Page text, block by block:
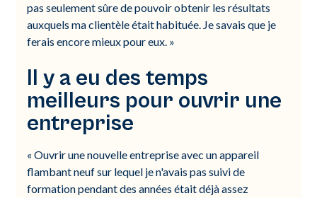
pas seulement sûre de pouvoir obtenir les résultats
auxquels ma clientèle était habituée. Je savais que je
ferais encore mieux pour eux. »
Il y a eu des temps
meilleurs pour ouvrir une
entreprise
« Ouvrir une nouvelle entreprise avec un appareil
flambant neuf sur lequel je n'avais pas suivi de
formation pendant des années était déjà assez